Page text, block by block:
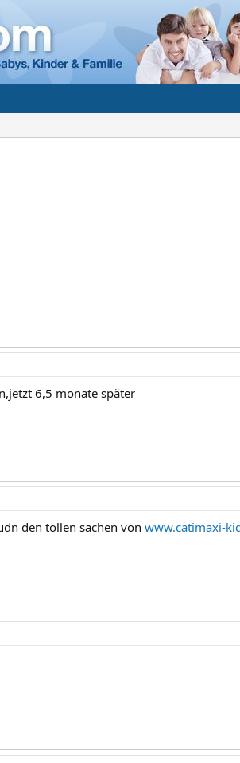
6,5 monate später
den tollen sachen von www.catimaxi-